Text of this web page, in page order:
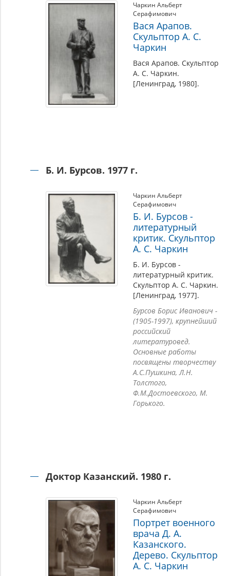
Чаркин Альберт
Серафимович
Вася Арапов.
Скульптор А. С.
Чаркин
Вася Арапов. Скульптор
А. С. Чаркин.
[Ленинград, 1980].
Б. И. Бурсов. 1977 г.
Чаркин Альберт
Серафимович
Б. И. Бурсов -
литературный
критик. Скульптор
А. С. Чаркин
Б. И. Бурсов -
литературный критик.
Скульптор А. С. Чаркин.
[Ленинград, 1977].
Бурсов Борис Иванович -
(1905-1997), крупнейший
российский
литературовед.
Основные работы
посвящены творчеству
А.С.Пушкина, Л.Н.
Толстого,
Ф.М.Достоевского, М.
Горького.
Доктор Казанский. 1980 г.
Чаркин Альберт
Серафимович
Портрет военного
врача Д. А.
Казанского.
Дерево. Скульптор
А. С. Чаркин